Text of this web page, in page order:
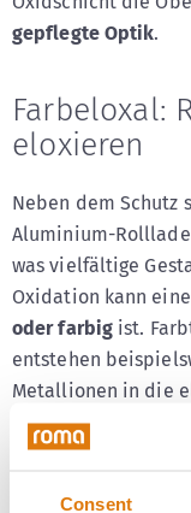
Consent
gepflegte Optik.
Farbeloxal:
eloxieren
Neben dem
Aluminium-
was vielfältige
Oxidation kann eine
oder farbig ist.
entstehen
Metallionen in die
Beim